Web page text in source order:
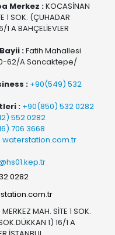
Merkez :KOCASİNAN
1 SOK. (ÇUHADAR
1 A BAHÇELİEVLER
:Fatih Mahallesi
62/A Sancaktepe/
: +90(549) 532
: +90(850) 532 0282
552 0282
706 3668
waterstation.com.tr
0282
MAH. SİTE 1 SOK.
1) 16/1 A